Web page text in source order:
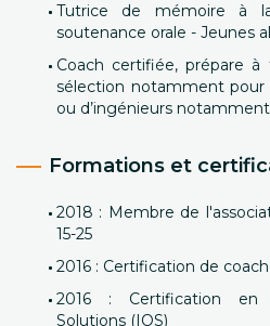
Tutrice de mémoire à
soutenance orale - Jeunes
Coach certifiée, prépare
sélection notamment
ou d’ingénieurs
Formations et
2018 : Membre de
15-25
2016 : Certification de
2016 : Certification en
Solutions (IOS)